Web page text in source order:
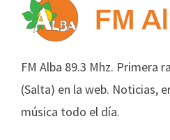
FM Alba 89.3 Mhz. Primera
(Salta) en la web. Noticias,
música todo el día.